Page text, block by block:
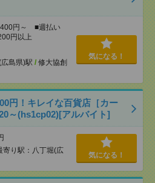
円～ ■週払い
円以上
島県)駅 / 修大協創
気になる！
円！キレイな百貨店［カー
～(hs1cp02)[アルバイト]
寄り駅：八丁堀(広
気になる！